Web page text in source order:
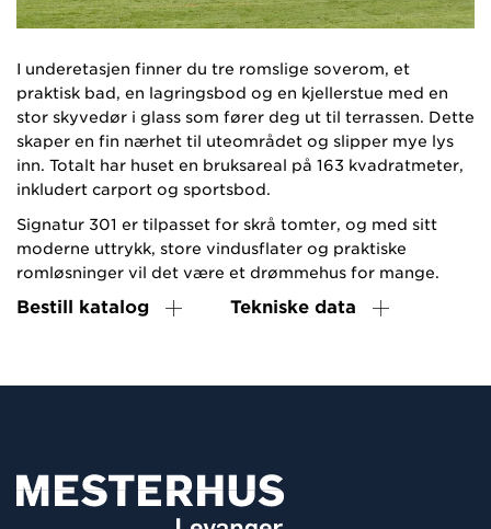
I underetasjen finner du tre romslige soverom, et
praktisk bad, en lagringsbod og en kjellerstue med en
stor skyvedør i glass som fører deg ut til terrassen. Dette
skaper en fin nærhet til uteområdet og slipper mye lys
inn. Totalt har huset en bruksareal på 163 kvadratmeter,
inkludert carport og sportsbod.
Signatur 301 er tilpasset for skrå tomter, og med sitt
moderne uttrykk, store vindusflater og praktiske
romløsninger vil det være et drømmehus for mange.
Bestill katalog Tekniske data